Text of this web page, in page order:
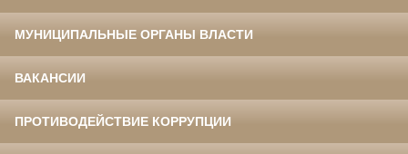
МУНИЦИПАЛЬНЫЕ ОРГАНЫ ВЛАСТИ
ВАКАНСИИ
ПРОТИВОДЕЙСТВИЕ КОРРУПЦИИ